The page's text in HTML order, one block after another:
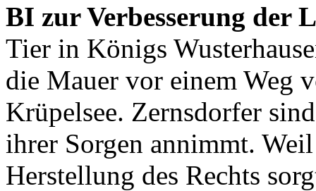
BI zur Verbesserung der
Tier in Königs
die Mauer vor einem Weg
Krüpelsee. Zernsdorfer
ihrer Sorgen annimmt.
Herstellung des Rechts